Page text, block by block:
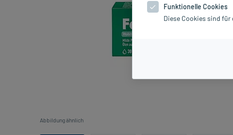
Abbildung ähnlich
Funktionelle Cookies
Diese Cookies sind